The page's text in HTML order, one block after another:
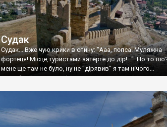
Судак
Судак... Вже чую крики в спину: "Ааа, попса! Муляжна
фортеця! Місце,туристами затерте до дір!..." Но то
мене ще там не було, ну не "дірявив" я там нічого...
принаймні до цього літа.